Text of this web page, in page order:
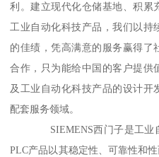
利。建立现代化仓储基地、积累
工业自动化科技产品，我们以持
的佳绩，凭高满意的服务赢得了
合作，只为能给中国的客户提供
及工业自动化科技产品的设计开
配套服务领域。
SIEMENS西门子是工业自
PLC产品以其稳定性、可靠性和